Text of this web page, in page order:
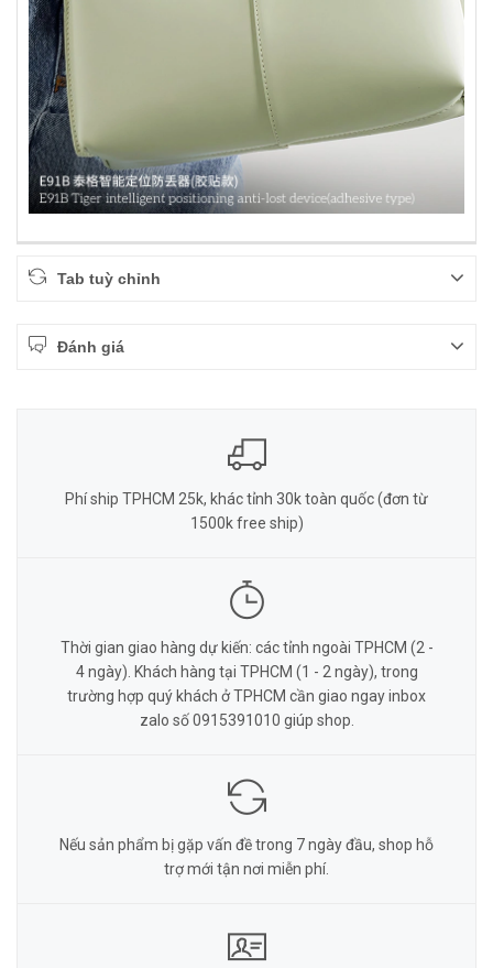
Tab tuỳ chỉnh
Đánh giá
Phí ship TPHCM 25k, khác tỉnh 30k toàn quốc (đơn từ
1500k free ship)
Thời gian giao hàng dự kiến: các tỉnh ngoài TPHCM (2 -
4 ngày). Khách hàng tại TPHCM (1 - 2 ngày), trong
trường hợp quý khách ở TPHCM cần giao ngay inbox
zalo số 0915391010 giúp shop.
Nếu sản phẩm bị gặp vấn đề trong 7 ngày đầu, shop hỗ
trợ mới tận nơi miễn phí.